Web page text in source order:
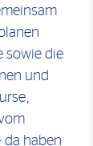
sowie die
und
da haben